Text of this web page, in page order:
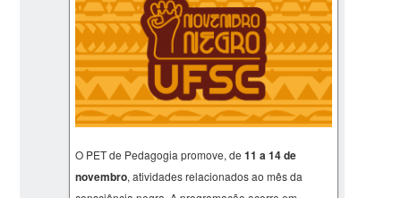
O PET de Pedagogia promove, de11 a 14 de
novembro, atividades relacionados ao mês da